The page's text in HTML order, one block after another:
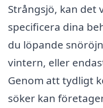
Strångsjö, kan det
specificera dina
du löpande
vintern, eller
Genom att tydligt
söker kan